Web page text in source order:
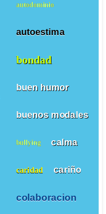
autodominio
autoestima
bondad
buen humor
buenos modales
bullying calma
caridad cariño
colaboracion